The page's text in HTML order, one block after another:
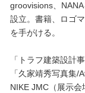
groovisions、
設立。書籍、ロゴ
を手がける。
「トラフ建築設計
「久家靖秀写真集/
NIKE JMC（展示